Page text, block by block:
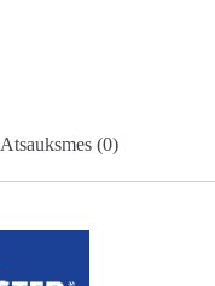
Atsauksmes (0)